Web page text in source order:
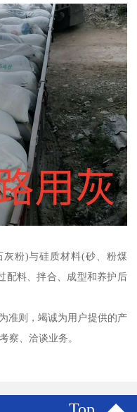
粉)与硅质材料(砂、粉煤
配料、拌合、成型和养护后
准则，竭诚为用户提供的产
察、洽谈业务。